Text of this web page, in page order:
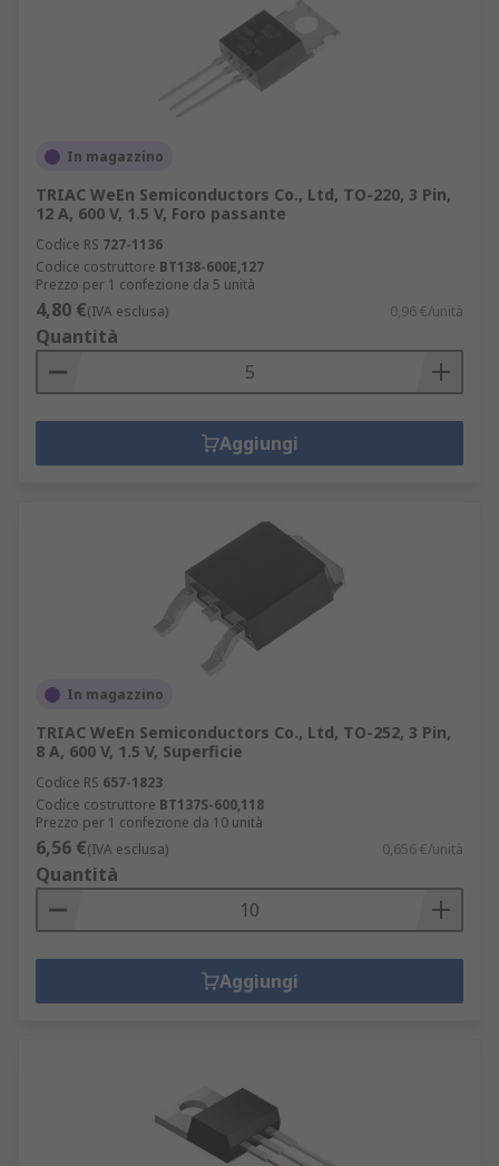
In magazzino
TRIAC WeEn Semiconductors Co., Ltd, TO-220, 3 Pin,
12 A, 600 V, 1.5 V, Foro passante
Codice RS 727-1136
Codice costruttore BT138-600E,127
Prezzo per 1 confezione da 5 unità
4,80 €(IVA esclusa) 0,96 €/unità
Quantità
Aggiungi
In magazzino
TRIAC WeEn Semiconductors Co., Ltd, TO-252, 3 Pin,
8 A, 600 V, 1.5 V, Superficie
Codice RS 657-1823
Codice costruttore BT137S-600,118
Prezzo per 1 confezione da 10 unità
6,56 €(IVA esclusa) 0,656 €/unità
Quantità
Aggiungi